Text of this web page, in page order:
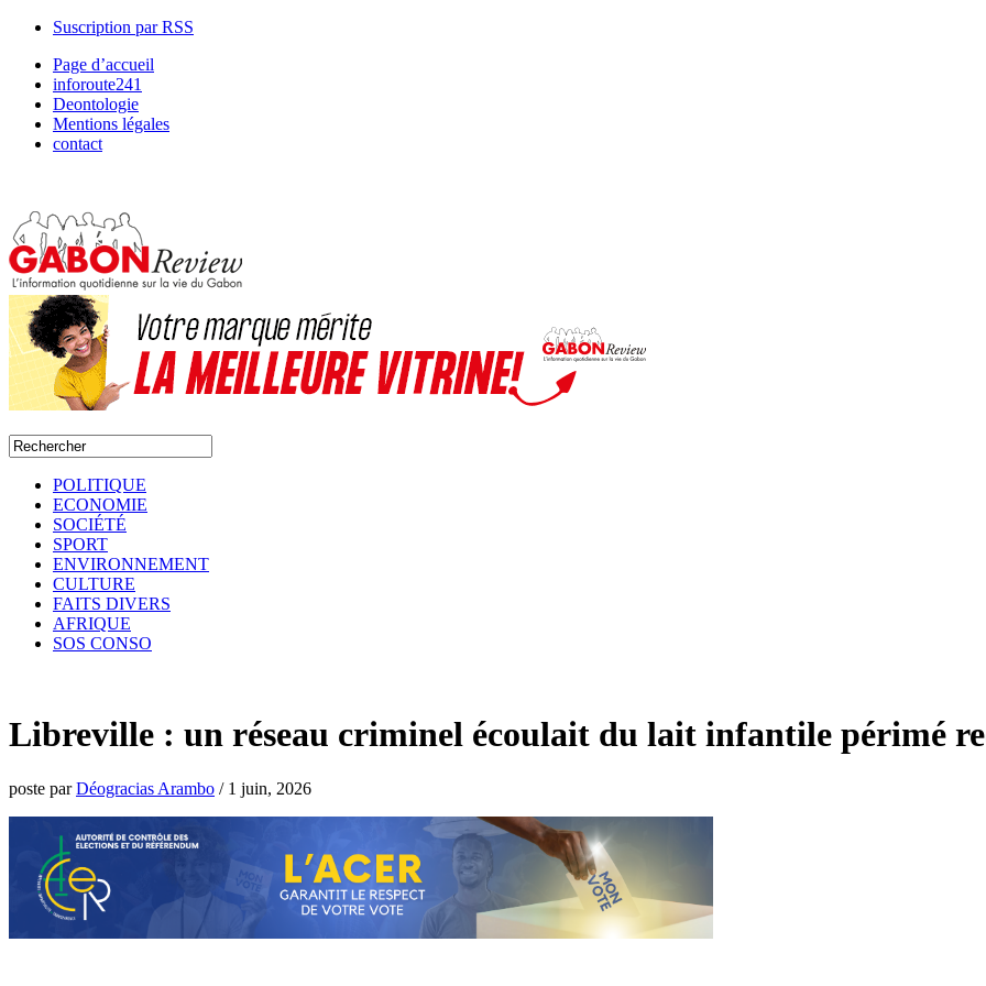
Suscription par RSS
Page d’accueil
inforoute241
Deontologie
Mentions légales
contact
POLITIQUE
ECONOMIE
SOCIÉTÉ
SPORT
ENVIRONNEMENT
CULTURE
FAITS DIVERS
AFRIQUE
SOS CONSO
Libreville : un réseau criminel écoulait du lait infantile périmé
poste parDéogracias Arambo / 1 juin, 2026